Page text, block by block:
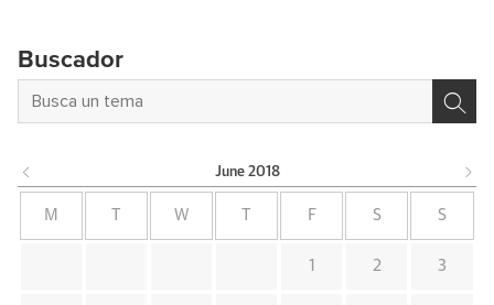
Buscador
June 2018
M W F S S
1 2 3